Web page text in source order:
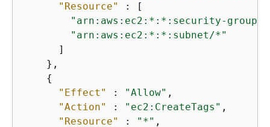
"Resource"
: [
"arn:aws:ec2:*:*:security-group/
"arn:aws:ec2:*:*:subnet/*"
      ]
    },
{
"Effect"
: "Allow" ,
"Action"
: "ec2:CreateTags" ,
"Resource"
: "*" ,